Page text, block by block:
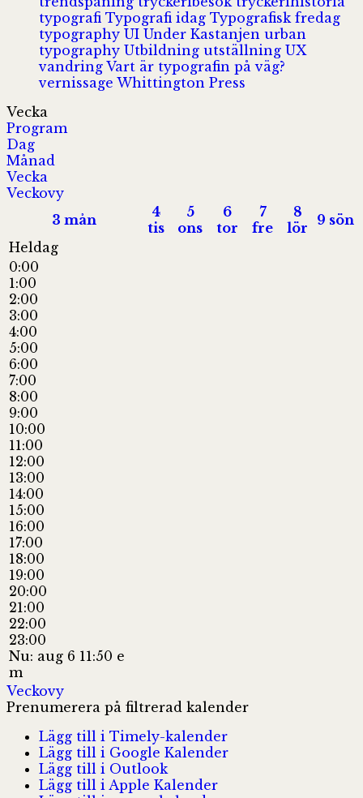
typografi Typografi idag Typografisk fredag
typography UI Under Kastanjen urban
typography Utbildning utställning UX
vandring Vart är typografin på väg?
vernissage Whittington Press
Vecka
Program
Dag
Månad
Vecka
Veckovy
3 mån
4
tis
5
ons
6
tor
7
fre
8
lör
9 sön
Heldag
0:00
1:00
2:00
3:00
4:00
5:00
6:00
7:00
8:00
9:00
10:00
11:00
12:00
13:00
14:00
15:00
16:00
17:00
18:00
19:00
20:00
21:00
22:00
23:00
Nu: aug 6 11:50 e
m
Veckovy
Prenumerera på filtrerad kalender
Lägg till i Timely-kalender
Lägg till i Google Kalender
Lägg till i Outlook
Lägg till i Apple Kalender